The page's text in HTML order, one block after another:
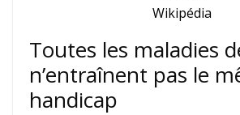
Wikipédia
Toutes les maladies
n’entraînent pas le
handicap